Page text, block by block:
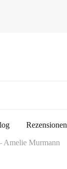
Rezensionen
Amelie Murmann